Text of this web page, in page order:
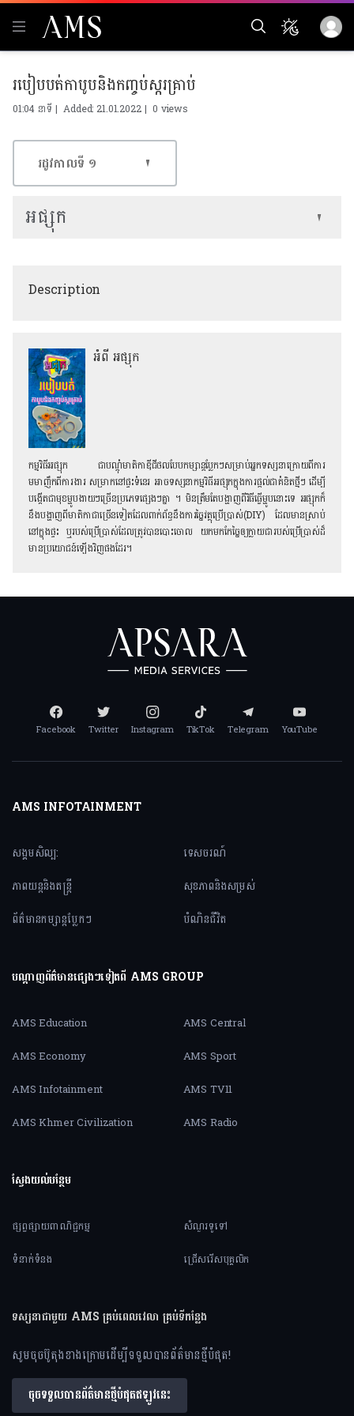
របៀបបត់កាបូបនិងកញ្ចប់ស្ករគ្រាប់
01:04 នាទី | Added: 21.01.2022 |0 views
Description
អំពី អផ្សុក
កម្មវិធីអផ្សុក ជាបណ្ដុំមាតិកាឌីជីថលបែបកម្សាន្ដប្លែកៗសម្រាប់អ្នកទស្សនាក្រោយពីការ
មមាញឹកពីការងារ សម្រាកនៅផ្ទះទំនេរ អាចទស្សនាកម្មវិធីអផ្សុកក្នុងការផ្ដល់ជាគំនិតថ្មីៗ ដើម្បី
បង្កើតជាមុខម្ហូបងាយៗច្រើនប្រភេទផ្សេងៗគ្នា ។ មិនត្រឹមតែបង្ហាញពីវិធីធ្វើម្ហូបនោះទេ អផ្សុកក៏
នឹងបង្ហាញពីមាតិកាជាច្រើនទៀតដែលពាក់ព័ន្ធនឹងការច្នៃវត្ថុប្រើប្រាស់(DIY) ដែលមានស្រាប់
នៅក្នុងផ្ទះ ឬរបស់ប្រើប្រាស់ដែលត្រូវបានបោះចោល យកមកកែច្នៃឲ្យក្លាយជារបស់ប្រើប្រាស់ដ៏
មានប្រយោជន៍ឡើងវិញផងដែរ។
រដូវកាលទី​ ១
អផ្សុក
Facebook Twitter Instagram TikTok Telegram YouTube
AMS INFOTAINMENT
សង្គមសិល្ប:
ភាពយន្តនិងតន្ត្រី
ព័ត៌មានកម្សាន្តប្លែកៗ
ទេសចរណ៍
សុខភាពនិងសម្រស់
បំណិនជីវិត
បណ្តាញព័ត៌មានផ្សេងៗទៀតពី AMS GROUP
AMS Education
AMS Economy
AMS Infotainment
AMS Khmer Civilization
AMS Central
AMS Sport
AMS TV11
AMS Radio
ស្វែងយល់បន្ថែម
ផ្សព្វផ្សាយពាណិជ្ជកម្ម
ទំនាក់ទំនង
សំណួរទូទៅ
ជ្រើសរើសបុគ្គលិក
ទស្សនាជាមួយ AMS គ្រប់ពេលវេលា គ្រប់ទីកន្លែង
សូមចុចប៊ូតុងខាងក្រោមដើម្បីទទួលបានព័ត៌មានថ្មីបំផុត!
ចុចទទួលបានព័ត៌មានថ្មីបំផុតឥឡូវនេះ